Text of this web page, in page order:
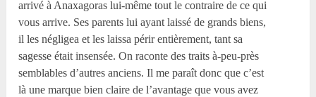
arrivé à Anaxagoras lui-même tout le contraire de ce qui
vous arrive. Ses parents lui ayant laissé de grands biens,
il les négligea et les laissa périr entièrement, tant sa
sagesse était insensée. On raconte des traits à-peu-près
semblables d’autres anciens. Il me paraît donc que c’est
là une marque bien claire de l’avantage que vous avez